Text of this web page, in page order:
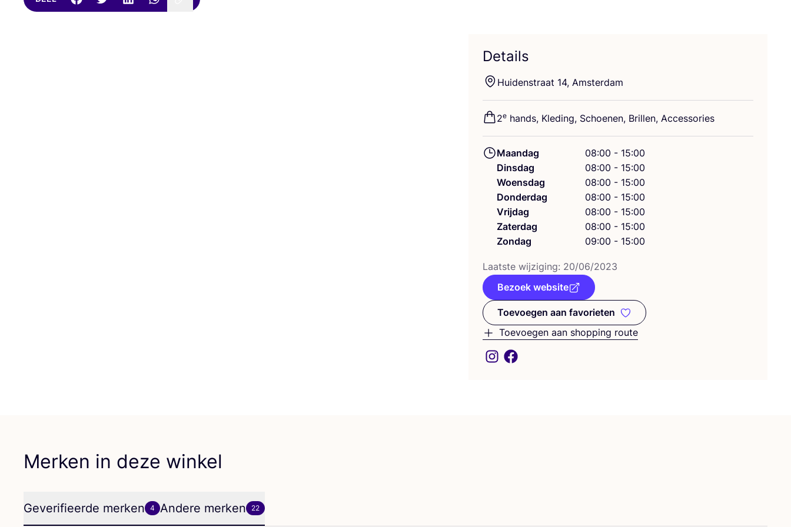
Details
Hui­den­straat 14, Amsterdam
2e hands, Kle­ding, Schoe­nen, Bril­len, Accessories
Maandag
08:00 - 15:00
Dinsdag
08:00 - 15:00
Woensdag
08:00 - 15:00
Donderdag
08:00 - 15:00
Vrijdag
08:00 - 15:00
Zaterdag
08:00 - 15:00
Zondag
09:00 - 15:00
Laat­ste wij­zi­ging: 20/06/2023
Bezoek website
Toevoegen aan favorieten
Toevoegen aan favorieten
Toevoegen aan shopping route
Merken in deze winkel
Geverifieerde merken 4 Andere merken 22